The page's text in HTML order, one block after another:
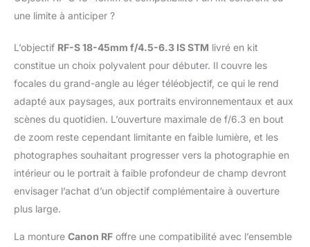
une limite à anticiper ?
L’objectif RF-S 18-45mm f/4.5-6.3 IS STM livré en kit
constitue un choix polyvalent pour débuter. Il couvre les
focales du grand-angle au léger téléobjectif, ce qui le rend
adapté aux paysages, aux portraits environnementaux et aux
scènes du quotidien. L’ouverture maximale de f/6.3 en bout
de zoom reste cependant limitante en faible lumière, et les
photographes souhaitant progresser vers la photographie en
intérieur ou le portrait à faible profondeur de champ devront
envisager l’achat d’un objectif complémentaire à ouverture
plus large.
La monture Canon RF offre une compatibilité avec l’ensemble